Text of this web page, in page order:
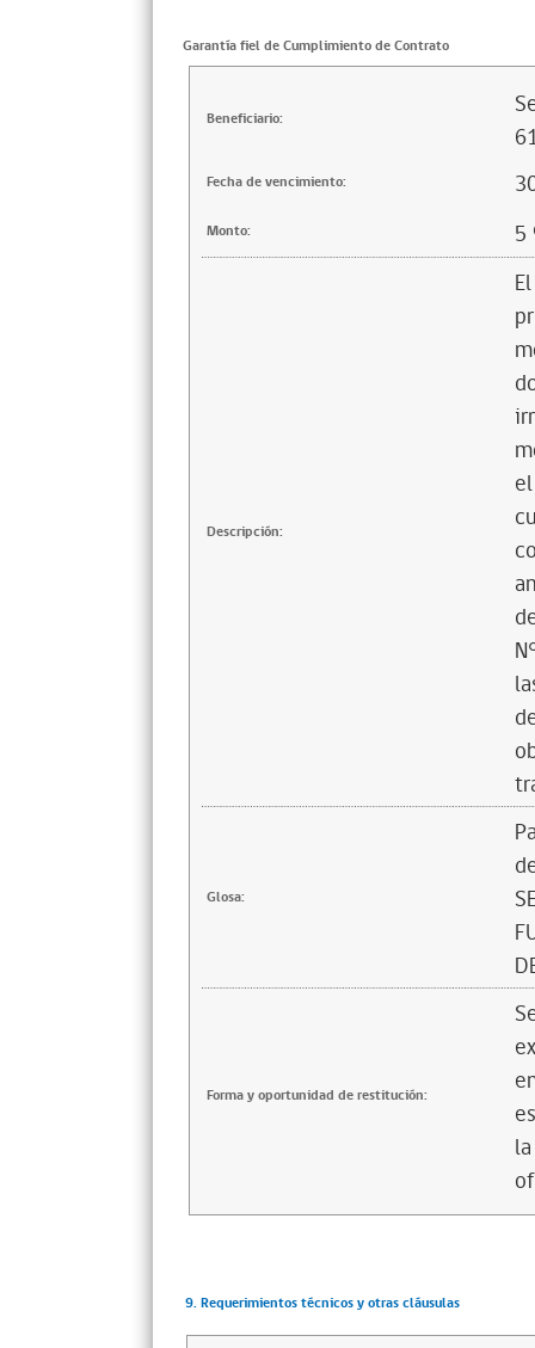
Garantía fiel de Cumplimiento de Contrato
Beneficiario:
Fecha de vencimiento:
Monto: 5
Descripción:
Glosa:
Forma y oportunidad de restitución:
9. Requerimientos técnicos y otras cláusulas